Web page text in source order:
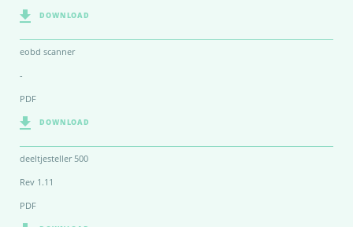
DOWNLOAD
eobd scanner
-
PDF
DOWNLOAD
deeltjesteller 500
Rev 1.11
PDF